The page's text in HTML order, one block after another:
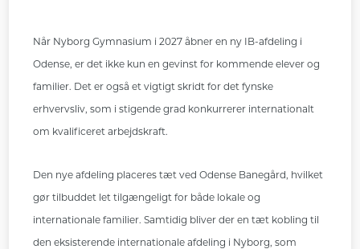
Når Nyborg Gymnasium i 2027 åbner en ny IB-afdeling i
Odense, er det ikke kun en gevinst for kommende elever og
familier. Det er også et vigtigt skridt for det fynske
erhvervsliv, som i stigende grad konkurrerer internationalt
om kvalificeret arbejdskraft.
Den nye afdeling placeres tæt ved Odense Banegård, hvilket
gør tilbuddet let tilgængeligt for både lokale og
internationale familier. Samtidig bliver der en tæt kobling til
den eksisterende internationale afdeling i Nyborg, som